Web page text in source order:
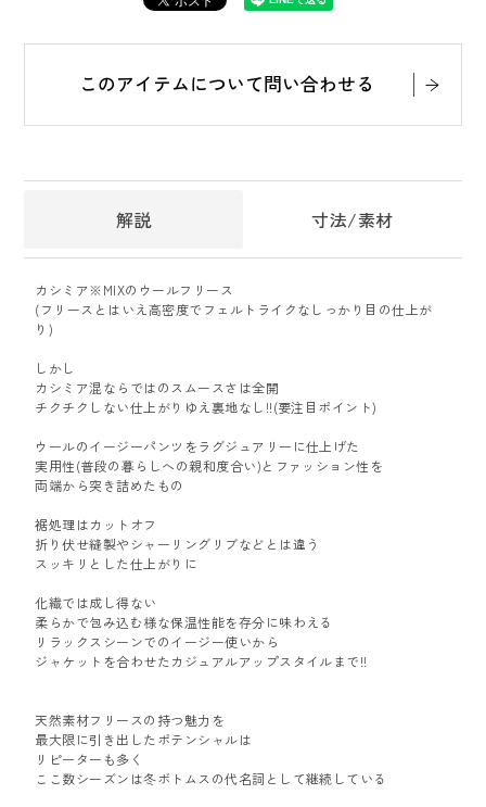
このアイテムについて問い合わせる
解説 寸法/素材
カシミア※MIXのウールフリース
(フリースとはいえ高密度でフェルトライクなしっかり目の仕上が
り)
しかし
カシミア混ならではのスムースさは全開
チクチクしない仕上がりゆえ裏地なし!!(要注目ポイント)
ウールのイージーパンツをラグジュアリーに仕上げた
実用性(普段の暮らしへの親和度合い)とファッション性を
両端から突き詰めたもの
裾処理はカットオフ
折り伏せ縫製やシャーリングリブなどとは違う
スッキリとした仕上がりに
化繊では成し得ない
柔らかで包み込む様な保温性能を存分に味わえる
リラックスシーンでのイージー使いから
ジャケットを合わせたカジュアルアップスタイルまで!!
天然素材フリースの持つ魅力を
最大限に引き出したポテンシャルは
リピーターも多く
ここ数シーズンは冬ボトムスの代名詞として継続している